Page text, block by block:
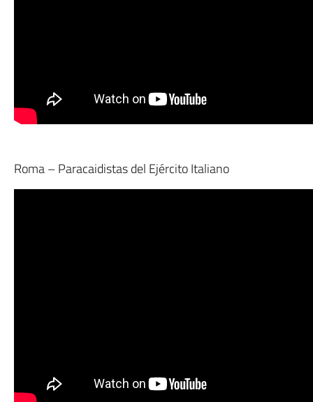
Roma – Paracaidistas del Ejército Italiano